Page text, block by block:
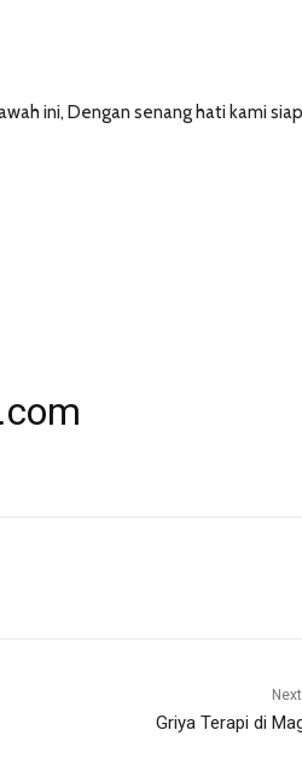
ini, Dengan senang hati kami siap
Griya Terapi di